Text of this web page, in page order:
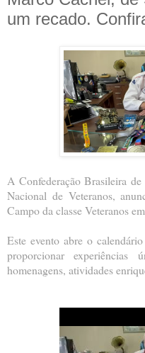
um recado.
A Confederação Brasileira
Nacional de Veteranos,
Campo da classe Veteranos
Este evento abre o
proporcionar experiências
homenagens, atividades